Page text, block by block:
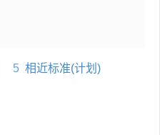
5 相近标准(计划)